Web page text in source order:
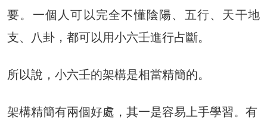
要。一個人可以完全不懂陰陽、五行、天干地
支、八卦，都可以用小六壬進行占斷。
所以說，小六壬的架構是相當精簡的。
架構精簡有兩個好處，其一是容易上手學習。有